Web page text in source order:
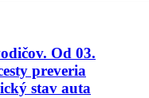
Od 03.
preveria
stav auta